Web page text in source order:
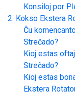
Konsiloj por
Kokso Ekstera
Ĉu
Streĉado?
Kioj estas
Streĉado?
Kioj estas
Ekstera